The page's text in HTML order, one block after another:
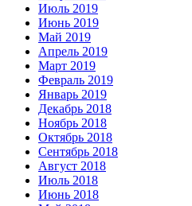
Июль 2019
Июнь 2019
Май 2019
Апрель 2019
Март 2019
Февраль 2019
Январь 2019
Декабрь 2018
Ноябрь 2018
Октябрь 2018
Сентябрь 2018
Август 2018
Июль 2018
Июнь 2018